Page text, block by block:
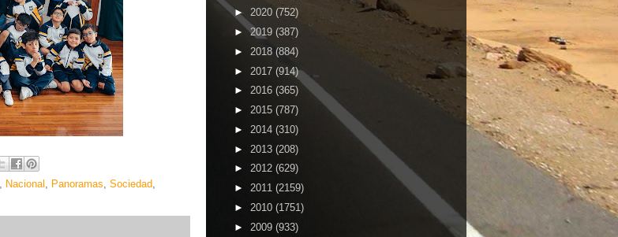
Nacional Panoramas Sociedad
► 2020 (752)
►2019 (387)
► 2018 (884)
► 2017 (914)
► 2016 (365)
► 2015 (787)
► 2014 (310)
► 2013 (208)
► 2012 (629)
► 2011 (2159)
► 2010 (1751)
► 2009 (933)